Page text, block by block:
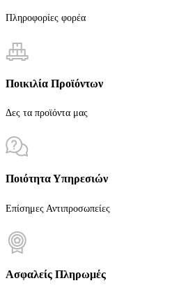
Πληροφορίες φορέα
Ποικιλία Προϊόντων
Δες τα προϊόντα μας
Ποιότητα Υπηρεσιών
Επίσημες Αντιπροσωπείες
Ασφαλείς Πληρωμές